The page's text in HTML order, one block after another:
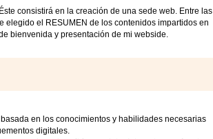
consistirá en la creación de una sede web. Entre las
elegido el RESUMEN de los contenidos impartidos en
bienvenida y presentación de mi webside.
en los conocimientos y habilidades necesarias
digitales.